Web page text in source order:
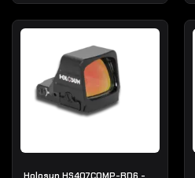
Holosun HS407COMP-RD6 -